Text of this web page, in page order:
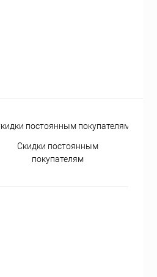
Скидки постоянным
покупателям